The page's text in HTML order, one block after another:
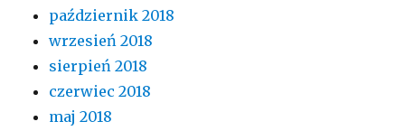
październik 2018
wrzesień 2018
sierpień 2018
czerwiec 2018
maj 2018